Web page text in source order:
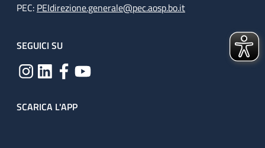
PEC: PEIdirezione.generale@pec.aosp.bo.it
SEGUICI SU
SCARICA L'APP